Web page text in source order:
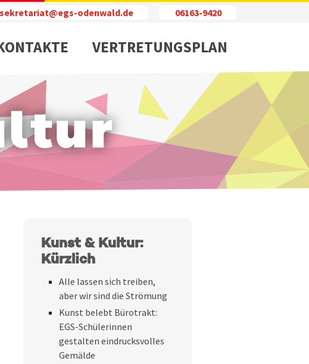
sekretariat@egs-odenwald.de 06163-9420
VERTRETUNGSPLAN
Kunst & Kultur:
Kürzlich
Alle lassen sich treiben,
aber wir sind die Strömung
Kunst belebt Bürotrakt:
EGS-Schülerinnen
gestalten eindrucksvolles
Gemälde